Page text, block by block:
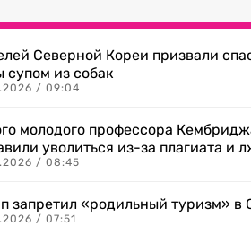
Северной Кореи призвали
супом из собак
/ 09:04
молодого профессора
уволиться из-за плагиата и
/ 08:45
запретил «родильный туризм»
/ 07:51